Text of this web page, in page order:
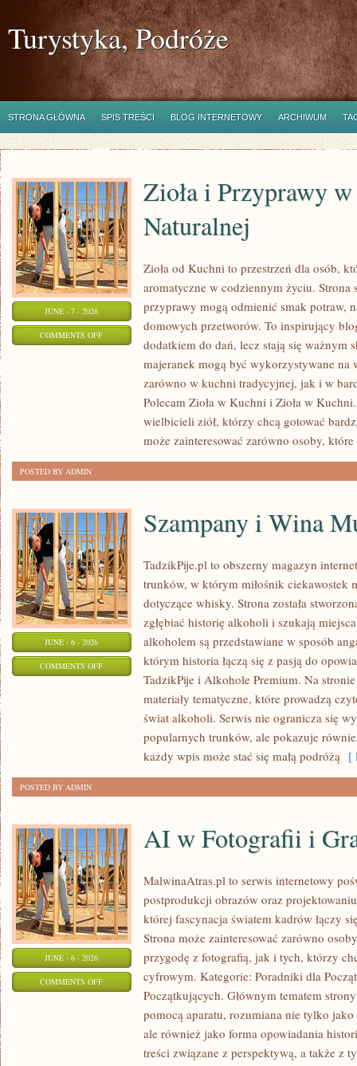
Turystyka, Podróże
STRONA GŁÓWNA SPIS TREŚCI BLOG INTERNETOWY ARCHIWUM
JUNE - 7 - 2026
COMMENTS OFFON
Zioła i Przyprawy
Naturalnej
Zioła od Kuchni to przestrzeń dla osób,
aromatyczne w codziennym życiu.
przyprawy mogą odmienić smak potraw,
domowych przetworów. To inspirujący
dodatkiem do dań, lecz stają się ważnym
majeranek mogą być wykorzystywane na
zarówno w kuchni tradycyjnej, jak i w
Polecam Zioła w Kuchni i Zioła w
wielbicieli ziół, którzy chcą gotować
może zainteresować zarówno osoby,
POSTED BY ADMIN
JUNE - 6 - 2026
COMMENTS OFFON
SZAMPANY
Szampany i Wina
TadzikPije.pl to obszerny magazyn
trunków, w którym miłośnik ciekawostek
dotyczące whisky. Strona została
zgłębiać historię alkoholi i szukają
alkoholem są przedstawiane w sposób
którym historia łączą się z pasją do
TadzikPije i Alkohole Premium. Na
materiały tematyczne, które prowadzą
świat alkoholi. Serwis nie ogranicza się
popularnych trunków, ale pokazuje
każdy wpis może stać się małą podróżą [
POSTED BY ADMIN
JUNE - 6 - 2026
COMMENTS OFFON
FOTOGRAFII
AI w Fotografii i
MalwinaAtras.pl to serwis internetowy
postprodukcji obrazów oraz
której fascynacja światem kadrów łączy
Strona może zainteresować zarówno
przygodę z fotografią, jak i tych, którzy
cyfrowym. Kategorie: Poradniki dla
Początkujących. Głównym tematem
pomocą aparatu, rozumiana nie tylko
ale również jako forma opowiadania
treści związane z perspektywą, a także z